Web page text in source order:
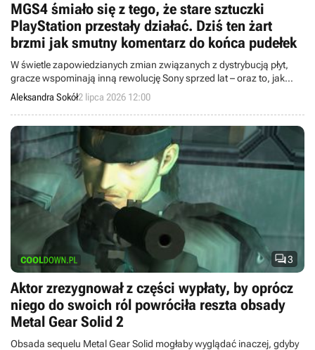
MGS4 śmiało się z tego, że stare sztuczki
PlayStation przestały działać. Dziś ten żart
brzmi jak smutny komentarz do końca pudełek
W świetle zapowiedzianych zmian związanych z dystrybucją płyt,
gracze wspominają inną rewolucję Sony sprzed lat – oraz to, jak
odniósł się do niej sam Hideo Kojima.
Aleksandra Sokół2 lipca 2026 12:00
3
Aktor zrezygnował z części wypłaty, by oprócz
niego do swoich ról powróciła reszta obsady
Metal Gear Solid 2
Obsada sequelu Metal Gear Solid mogłaby wyglądać inaczej, gdyby